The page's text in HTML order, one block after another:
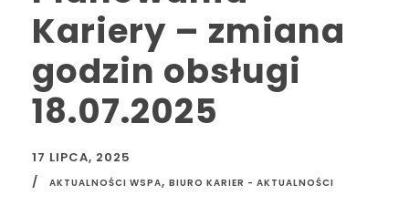
Kariery – zmiana
godzin obsługi
18.07.2025
17 LIPCA, 2025
AKTUALNOŚCI WSPA, BIURO KARIER - AKTUALNOŚCI